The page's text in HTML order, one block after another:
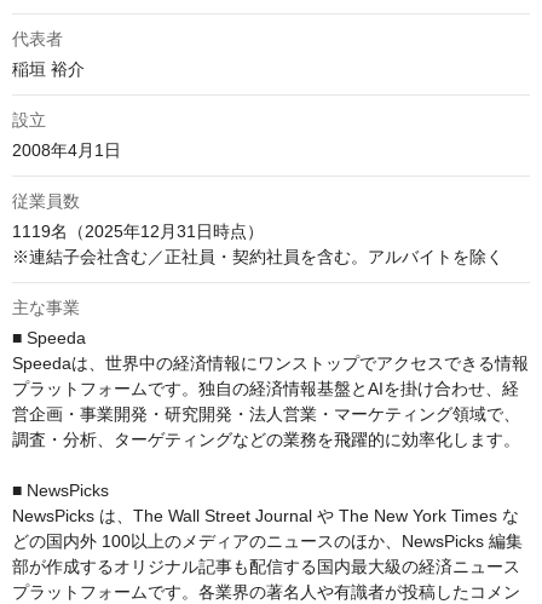
代表者
稲垣 裕介
設立
2008年4月1日
従業員数
1119名（2025年12月31日時点）
※連結子会社含む／正社員・契約社員を含む。アルバイトを除く
主な事業
■ Speeda
Speedaは、世界中の経済情報にワンストップでアクセスできる情報
プラットフォームです。独自の経済情報基盤とAIを掛け合わせ、経
営企画・事業開発・研究開発・法人営業・マーケティング領域で、
調査・分析、ターゲティングなどの業務を飛躍的に効率化します。
■ NewsPicks
NewsPicks は、The Wall Street Journal や The New York Times な
どの国内外 100以上のメディアのニュースのほか、NewsPicks 編集
部が作成するオリジナル記事も配信する国内最大級の経済ニュース
プラットフォームです。各業界の著名人や有識者が投稿したコメン